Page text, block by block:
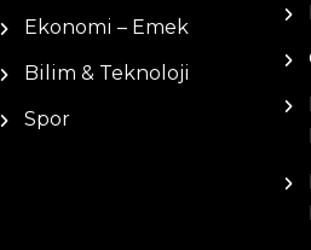
Ekonomi – Emek
Bilim & Teknoloji
Spor